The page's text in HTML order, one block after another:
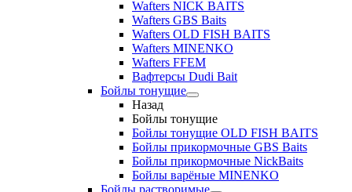
Wafters NICK BAITS
Wafters GBS Baits
Wafters OLD FISH BAITS
Wafters MINENKO
Wafters FFEM
Вафтерсы Dudi Bait
Бойлы тонущие
Назад
Бойлы тонущие
Бойлы тонущие OLD FISH BAITS
Бойлы прикормочные GBS Baits
Бойлы прикормочные NickBaits
Бойлы варёные MINENKO
Бойлы растворимые